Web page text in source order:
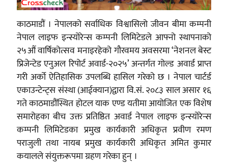
काठमाडौं । नेपालको सर्वाधिक विश्वासिलो जीवन बीमा कम्पनी
नेपाल लाइफ इन्स्योरेन्स कम्पनी लिमिटेडले आफ्नो स्थापनाको
२५औं वार्षिकोत्सव मनाइरहेको गौरवमय अवसरमा ‘नेशनल बेस्ट
प्रिजेन्टेड एनुअल रिपोर्ट अवार्ड-२०२५’ अन्तर्गत गोल्ड अवार्ड प्राप्त
गरी अर्को ऐतिहासिक उपलब्धि हासिल गरेको छ । नेपाल चार्टर्ड
एकाउन्टेन्ट्स संस्था (आईक्यान)द्वारा वि.सं. २०८३ साल असार १६
गते काठमाडौंस्थित होटल याक एण्ड यतीमा आयोजित एक विशेष
समारोहका बीच उक्त प्रतिष्ठित अवार्ड नेपाल लाइफ इन्स्योरेन्स
कम्पनी लिमिटेडका प्रमुख कार्यकारी अधिकृत प्रवीण रमण
पराजुली तथा नायब प्रमुख कार्यकारी अधिकृत अमित कुमार
कयालले संयुक्तरूपमा ग्रहण गरेका हुन् ।